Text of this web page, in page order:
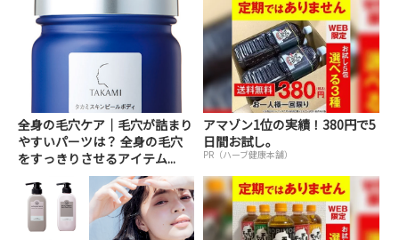
全身の毛穴ケア｜毛穴が詰まり
やすいパーツは？ 全身の毛穴
をすっきりさせるアイテム...
アマゾン1位の実績！380円で5
日間お試し。
PR（ハーブ健康本舗）